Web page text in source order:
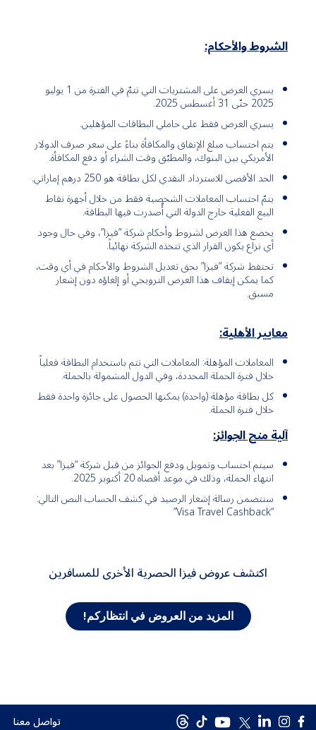
الشروط والأحكام:
يسري العرض على المشتريات التي تتمّ في الفترة من 1 يوليو
2025 حتّى 31 أغسطس 2025
.
يسري العرض فقط على حاملي البطاقات المؤهلين.
يتم احتساب مبلغ الإنفاق والمكافأة بناءً على سعر صرف الدولار
الأمريكي بين البنوك، والمطبّق وقت الشراء أو دفع المكافأة.
الحد الأقصى للاسترداد النقدي لكل بطاقة هو 250 درهم إماراتي.
يتمّ احتساب المعاملات الشخصية فقط من خلال أجهزة نقاط
البيع الفعلية خارج الدولة التي أُصدرت فيها البطاقة.
يخضع هذا العرض لشروط وأحكامشركة“فيزا”، وفي حال وجود
أي نزاع يكون القرار الذي تتخذه الشركة نهائياً.
تحتفظشركة“فيزا” بحق تعديل الشروط والأحكام في أي وقت،
كما يمكن إيقاف هذا العرض الترويجي أو إلغاؤه دون إشعار
مسبق.
معايير الأهلية:
المعاملات المؤهلة: المعاملات التي تتم باستخدام البطاقة فعلياً
خلال فترة الحملة المحددة، وفي الدول المشمولة بالحملة.
كل بطاقة مؤهلة (واحدة) يمكنها الحصول على جائزة واحدة فقط
خلال فترة الحملة.
آلية منح الجوائز:
سيتم احتساب وتمويل ودفع الجوائز من قبل شركة “فيزا” بعد
انتهاء الحملة، وذلك في موعد أقصاه 20 أكتوبر 2025.
ستتضمن رسالة إشعار الرصيد في كشف الحساب النص التالي:
“
Visa Travel Cashback”
اكتشف عروض فيزا الحصرية الأخرى للمسافرين
المزيد من العروض في انتظاركم!
تواصل معنا